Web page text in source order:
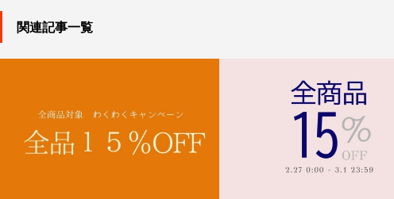
関連記事一覧